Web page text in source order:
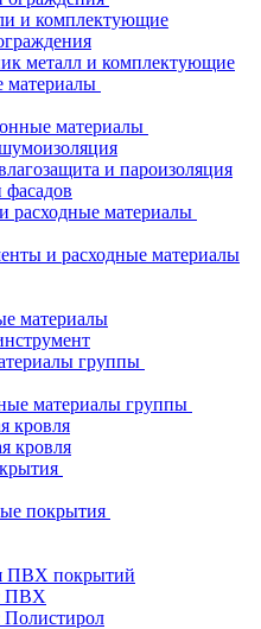
и комплектующие
металл и комплектующие
материалы
материалы
и пароизоляция
фасадов
расходные материалы
и расходные материалы
материалы
группы
материалы группы
кровля
кровля
покрытия
ПВХ покрытий
ПВХ